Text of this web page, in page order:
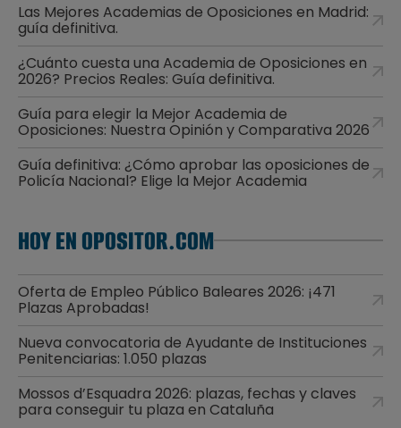
Las Mejores Academias de Oposiciones en Madrid:
guía definitiva.
¿Cuánto cuesta una Academia de Oposiciones en
2026? Precios Reales: Guía definitiva.
Guía para elegir la Mejor Academia de
Oposiciones: Nuestra Opinión y Comparativa 2026
Guía definitiva: ¿Cómo aprobar las oposiciones de
Policía Nacional? Elige la Mejor Academia
HOY EN OPOSITOR.COM
Oferta de Empleo Público Baleares 2026: ¡471
Plazas Aprobadas!
Nueva convocatoria de Ayudante de Instituciones
Penitenciarias: 1.050 plazas
Mossos d’Esquadra 2026: plazas, fechas y claves
para conseguir tu plaza en Cataluña